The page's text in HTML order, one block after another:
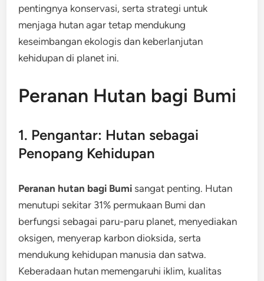
pentingnya konservasi, serta strategi untuk
menjaga hutan agar tetap mendukung
keseimbangan ekologis dan keberlanjutan
kehidupan di planet ini.
Peranan Hutan bagi Bumi
1. Pengantar: Hutan sebagai
Penopang Kehidupan
Peranan hutan bagi Bumi sangat penting. Hutan
menutupi sekitar 31% permukaan Bumi dan
berfungsi sebagai paru-paru planet, menyediakan
oksigen, menyerap karbon dioksida, serta
mendukung kehidupan manusia dan satwa.
Keberadaan hutan memengaruhi iklim, kualitas